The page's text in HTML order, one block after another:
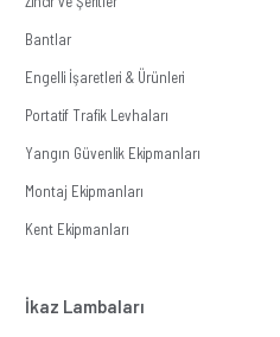
Bantlar
Engelli İşaretleri & Ürünleri
Portatif Trafik Levhaları
Yangın Güvenlik Ekipmanları
Montaj Ekipmanları
Kent Ekipmanları
İkaz Lambaları